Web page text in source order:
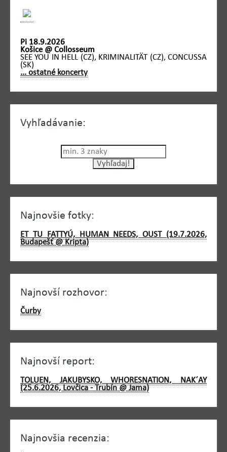
Pi 18.9.2026
Košice @ Collosseum
SEE YOU IN HELL (CZ), KRIMINALITÄT (CZ), CONCUSSA
(SK)
... ostatné koncerty
Vyhľadávanie:
Najnovšie fotky:
ET TU FATTYÚ, HUMAN NEEDS, OUST (19.7.2026,
Budapešť @ Kripta)
Najnovší rozhovor:
Čurby
Najnovší report:
TOLUEN, JAKUBYSKO, WHORESNATION, NAK´AY
(25.6.2026, Lovčica - Trubín @ Jama)
Najnovšia recenzia: